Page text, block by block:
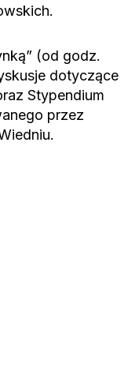
(od godz.
dotyczące
Stypendium
przez